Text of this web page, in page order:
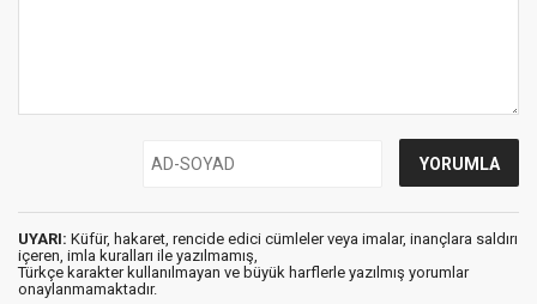
UYARI: Küfür, hakaret, rencide edici cümleler veya imalar, inançlara saldırı
içeren, imla kuralları ile yazılmamış,
Türkçe karakter kullanılmayan ve büyük harflerle yazılmış yorumlar
onaylanmamaktadır.